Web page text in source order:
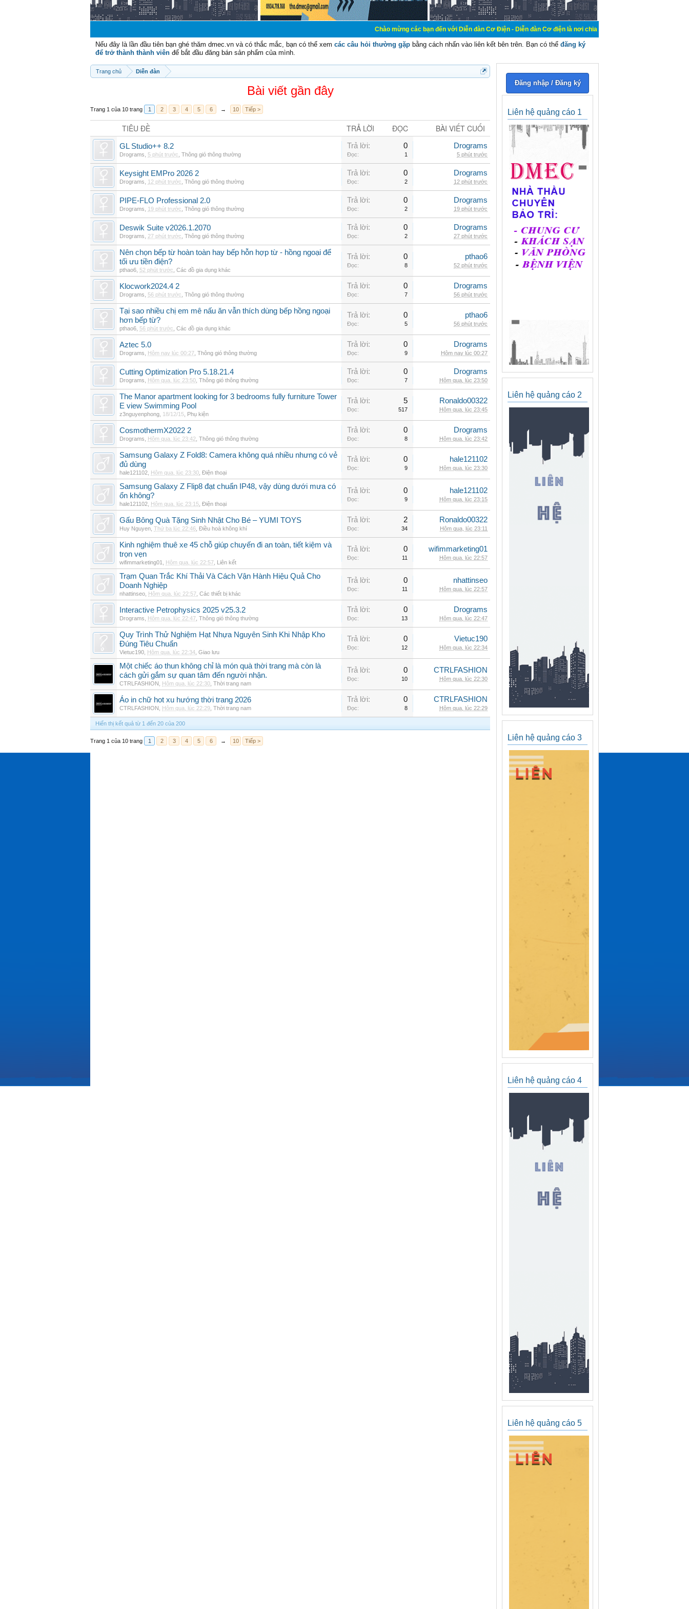
Chào mừng các bạn đến với Diễn đàn Cơ Điện - Diễn đàn Cơ điện là nơi chia sẽ kiến thức kinh nghiệm trong lãnh
Nếu đây là lần đầu tiên bạn ghé thăm dmec.vn và có thắc mắc, bạn có thể xem các câu hỏi thường gặp bằng cách nhấn vào liên kết bên trên. Bạn có thể đăng ký
để trở thành thành viên để bắt đầu đăng bán sản phẩm của mình.
Trang chủ Diễn đàn
Bài viết gần đây
Trang 1 của 10 trang 1 2 3 4 5 6 → 10 Tiếp >
TIÊU ĐỀ TRẢ LỜI ĐỌC BÀI VIẾT CUỐI
GL Studio++ 8.2
Drograms 5 phút trước Thông gió thông thường
Trả lời: 0
Đọc: 1
Drograms
5 phút trước
Keysight EMPro 2026 2
Drograms 12 phút trước Thông gió thông thường
Trả lời: 0
Đọc: 2
Drograms
12 phút trước
PIPE-FLO Professional 2.0
Drograms 19 phút trước Thông gió thông thường
Trả lời: 0
Đọc: 2
Drograms
19 phút trước
Deswik Suite v2026.1.2070
Drograms 27 phút trước Thông gió thông thường
Trả lời: 0
Đọc: 2
Drograms
27 phút trước
Nên chọn bếp từ hoàn toàn hay bếp hỗn hợp từ - hồng ngoại để
tối ưu tiền điện?
pthao6 52 phút trước Các đồ gia dụng khác
Trả lời: 0
Đọc: 8
pthao6
52 phút trước
Klocwork2024.4 2
Drograms 56 phút trước Thông gió thông thường
Trả lời: 0
Đọc: 7
Drograms
56 phút trước
Tại sao nhiều chị em mê nấu ăn vẫn thích dùng bếp hồng ngoại
hơn bếp từ?
pthao6 56 phút trước Các đồ gia dụng khác
Trả lời: 0
Đọc: 5
pthao6
56 phút trước
Aztec 5.0
Drograms Hôm nay lúc 00:27 Thông gió thông thường
Trả lời: 0
Đọc: 9
Drograms
Hôm nay lúc 00:27
Cutting Optimization Pro 5.18.21.4
Drograms Hôm qua, lúc 23:50 Thông gió thông thường
Trả lời: 0
Đọc: 7
Drograms
Hôm qua, lúc 23:50
The Manor apartment looking for 3 bedrooms fully furniture Tower
E view Swimming Pool
z3nguyenphong 18/12/15 Phụ kiện
Trả lời: 5
Đọc: 517
Ronaldo00322
Hôm qua, lúc 23:45
CosmothermX2022 2
Drograms Hôm qua, lúc 23:42 Thông gió thông thường
Trả lời: 0
Đọc: 8
Drograms
Hôm qua, lúc 23:42
Samsung Galaxy Z Fold8: Camera không quá nhiều nhưng có vẻ
đủ dùng
hale121102 Hôm qua, lúc 23:30 Điện thoại
Trả lời: 0
Đọc: 9
hale121102
Hôm qua, lúc 23:30
Samsung Galaxy Z Flip8 đạt chuẩn IP48, vậy dùng dưới mưa có
ổn không?
hale121102 Hôm qua, lúc 23:15 Điện thoại
Trả lời: 0
Đọc: 9
hale121102
Hôm qua, lúc 23:15
Gấu Bông Quà Tặng Sinh Nhật Cho Bé – YUMI TOYS
Huy Nguyen Thứ ba lúc 22:46 Điều hoà không khí
Trả lời: 2
Đọc: 34
Ronaldo00322
Hôm qua, lúc 23:11
Kinh nghiệm thuê xe 45 chỗ giúp chuyến đi an toàn, tiết kiệm và
trọn vẹn
wifimmarketing01 Hôm qua, lúc 22:57 Liên kết
Trả lời: 0
Đọc: 11
wifimmarketing01
Hôm qua, lúc 22:57
Trạm Quan Trắc Khí Thải Và Cách Vận Hành Hiệu Quả Cho
Doanh Nghiệp
nhattinseo Hôm qua, lúc 22:57 Các thiết bị khác
Trả lời: 0
Đọc: 11
nhattinseo
Hôm qua, lúc 22:57
Interactive Petrophysics 2025 v25.3.2
Drograms Hôm qua, lúc 22:47 Thông gió thông thường
Trả lời: 0
Đọc: 13
Drograms
Hôm qua, lúc 22:47
Quy Trình Thử Nghiệm Hạt Nhựa Nguyên Sinh Khi Nhập Kho
Đúng Tiêu Chuẩn
Vietuc190 Hôm qua, lúc 22:34 Giao lưu
Trả lời: 0
Đọc: 12
Vietuc190
Hôm qua, lúc 22:34
Một chiếc áo thun không chỉ là món quà thời trang mà còn là
cách gửi gắm sự quan tâm đến người nhận.
CTRLFASHION Hôm qua, lúc 22:30 Thời trang nam
Trả lời: 0
Đọc: 10
CTRLFASHION
Hôm qua, lúc 22:30
Áo in chữ hot xu hướng thời trang 2026
CTRLFASHION Hôm qua, lúc 22:29 Thời trang nam
Trả lời: 0
Đọc: 8
CTRLFASHION
Hôm qua, lúc 22:29
Hiển thị kết quả từ 1 đến 20 của 200
Trang 1 của 10 trang 1 2 3 4 5 6 → 10 Tiếp >
Đăng nhập / Đăng ký
Liên hệ quảng cáo 1
Liên hệ quảng cáo 2
Liên hệ quảng cáo 3
Liên hệ quảng cáo 4
Liên hệ quảng cáo 5